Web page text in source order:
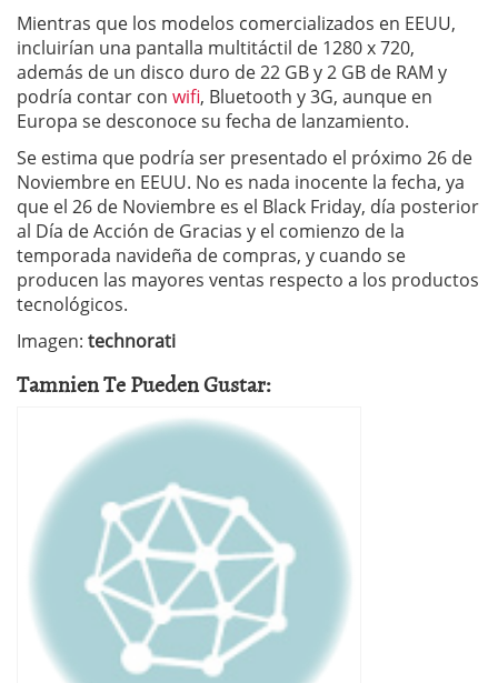
Mientras que los modelos comercializados en EEUU,
incluirían una pantalla multitáctil de 1280 x 720,
además de un disco duro de 22 GB y 2 GB de RAM y
podría contar con wifi, Bluetooth y 3G, aunque en
Europa se desconoce su fecha de lanzamiento.
Se estima que podría ser presentado el próximo 26 de
Noviembre en EEUU. No es nada inocente la fecha, ya
que el 26 de Noviembre es el Black Friday, día posterior
al Día de Acción de Gracias y el comienzo de la
temporada navideña de compras, y cuando se
producen las mayores ventas respecto a los productos
tecnológicos.
Imagen: technorati
Tamnien Te Pueden Gustar: